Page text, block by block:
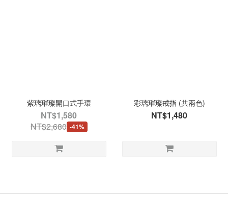
紫璃璀璨開口式手環
NT$1,580
NT$2,680 -41%
彩璃璀璨戒指 (共兩色)
NT$1,480